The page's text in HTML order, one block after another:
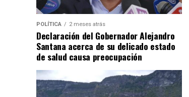
POLÍTICA 2 meses atrás
Declaración del Gobernador Alejandro
Santana acerca de su delicado estado
de salud causa preocupación